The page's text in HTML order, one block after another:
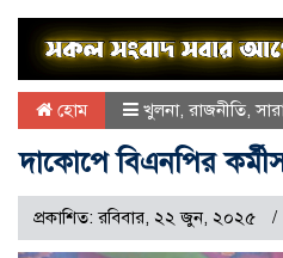
হোম খুলনা, রাজনীতি,
দাকোপে বিএনপির
প্রকাশিত: রবিবার, ২২ জুন, ২০২৫